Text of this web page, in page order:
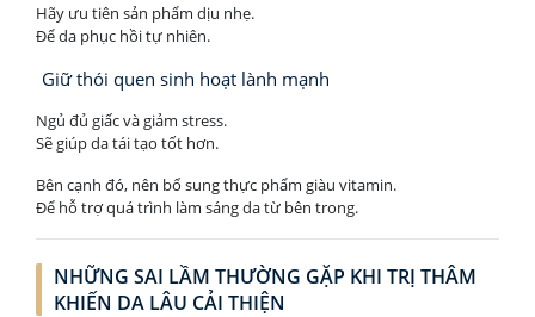
Hãy ưu tiên sản phẩm dịu nhẹ.
Để da phục hồi tự nhiên.
Giữ thói quen sinh hoạt lành mạnh
Ngủ đủ giấc và giảm stress.
Sẽ giúp da tái tạo tốt hơn.
Bên cạnh đó, nên bổ sung thực phẩm giàu vitamin.
Để hỗ trợ quá trình làm sáng da từ bên trong.
NHỮNG SAI LẦM THƯỜNG GẶP KHI TRỊ THÂM
KHIẾN DA LÂU CẢI THIỆN